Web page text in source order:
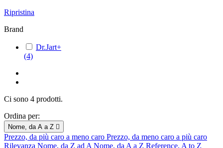
Ripristina
Brand
Dr.Jart+
(4)
Ci sono 4 prodotti.
Ordina per:
Nome, da A a Z 
Prezzo, da più caro a meno caro Prezzo, da meno caro a più caro
Rilevanza Nome, da Z ad A Nome, da A a Z Reference, A to Z